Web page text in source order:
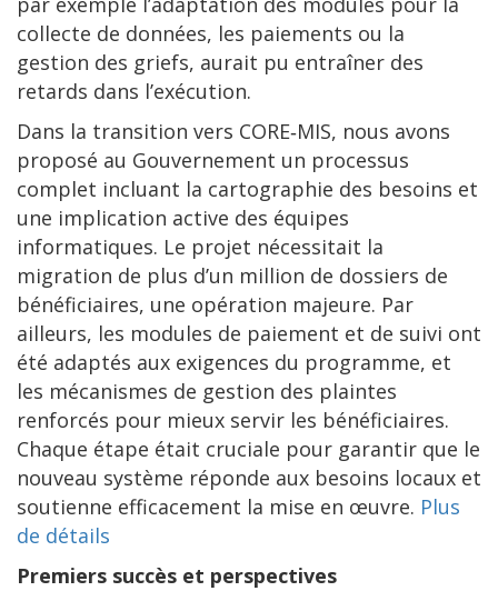
collecte de données, les paiements ou la
gestion des griefs, aurait pu entraîner des
retards dans l’exécution.
Dans la transition vers CORE‑MIS, nous avons
proposé au Gouvernement un processus
complet incluant la cartographie des besoins et
une implication active des équipes
informatiques. Le projet nécessitait la
migration de plus d’un million de dossiers de
bénéficiaires, une opération majeure. Par
ailleurs, les modules de paiement et de suivi ont
été adaptés aux exigences du programme, et
les mécanismes de gestion des plaintes
renforcés pour mieux servir les bénéficiaires.
Chaque étape était cruciale pour garantir que le
nouveau système réponde aux besoins locaux et
soutienne efficacement la mise en œuvre. Plus
de détails
Premiers succès et perspectives